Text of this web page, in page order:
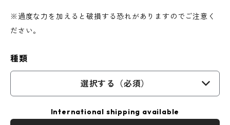
※過度な力を加えると破損する恐れがありますのでご注意く
ださい。
種類
選択する（必須）
International shipping available